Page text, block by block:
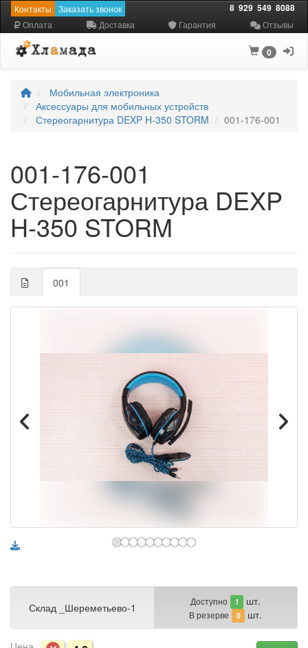
Контакты Заказать звонок 8 929 549 8088
Оплата Доставка Гарантия Отзывы
0
Мобильная электроника
Аксессуары для мобильных устройств
Стереогарнитура DEXP H-350 STORM
001-176-001
001-176-001
Стереогарнитура DEXP
H-350 STORM
001
Склад _Шереметьево-1 Доступно 1 шт.
В резерве 0 шт.